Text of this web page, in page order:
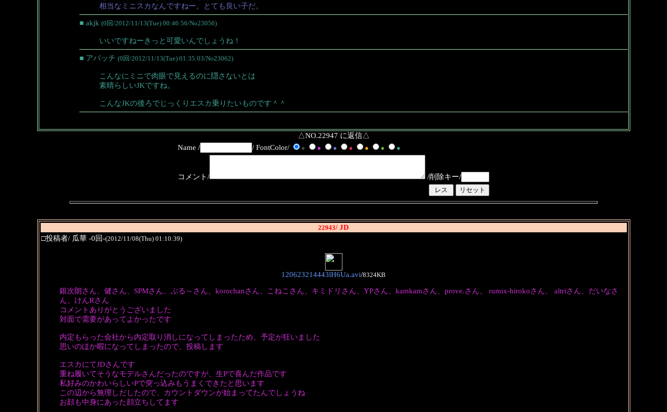
相当なミニスカなんですねー。とても良い子だ。
■ akjk (0回/2012/11/13(Tue) 00:46:56/No23056)
いいですねーきっと可愛いんでしょうね！
■ アパッチ (0回/2012/11/13(Tue) 01:35:03/No23062)
こんなにミニで肉眼で見えるのに隠さないとは
素晴らしいJKですね。
こんなJKの後ろでじっくりエスカ乗りたいものです＾＾
△NO.22947 に返信△
Name /
/ FontColor/ ● ● ● ● ● ● ●
コメント/ /削除キー/
22943/ JD
□投稿者/ 瓜華 -0回-(2012/11/08(Thu) 01:10:39)
120623214443lH6Ua.avi/8324KB
銀次朗さん、健さん、SPMさん、ぶる～さん、korochanさん、こねこさん、キミドリさん、YPさん、kamkamさん、prove.さん、 rumix-hirokoさん、 altriさん、だいなさ
ん、けんRさん
コメントありがとうございました
対面で需要があってよかったです
内定もらった会社から内定取り消しになってしまったため、予定が狂いました
思いのほか暇になってしまったので、投稿します
エスカにてJDさんです
重ね履いてそうなモデルさんだったのですが、生Pで喜んだ作品です
私好みのかわいらしいPで突っ込みもうまくできたと思います
この辺から無理しだしたので、カウントダウンが始まってたんでしょうね
お顔も中身にあった顔立ちしてます